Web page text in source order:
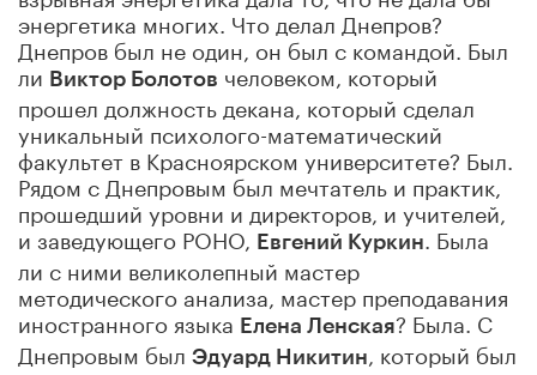
энергетика многих. Что делал Днепров?
Днепров был не один, он был с командой. Был
ли Виктор Болотов человеком, который
прошел должность декана, который сделал
уникальный психолого-математический
факультет в Красноярском университете? Был.
Рядом с Днепровым был мечтатель и практик,
прошедший уровни и директоров, и учителей,
и заведующего РОНО, Евгений Куркин
. Была
ли с ними великолепный мастер
методического анализа, мастер преподавания
иностранного языка Елена Ленская? Была. С
Днепровым был Эдуард Никитин
, который был